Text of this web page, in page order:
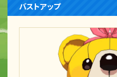
バストアップ